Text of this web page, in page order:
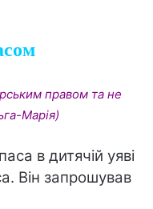
правом та не
Марія)
в дитячій уяві
Він запрошував